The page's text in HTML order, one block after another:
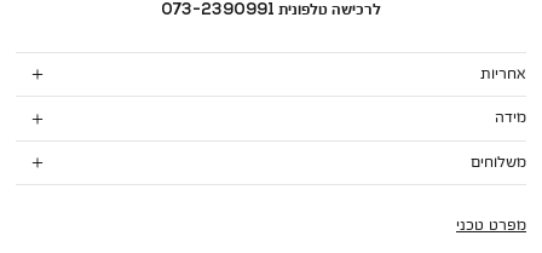
לרכישה טלפונית 073-2390991
אחריות
מידה
משלוחים
מפרט טכני